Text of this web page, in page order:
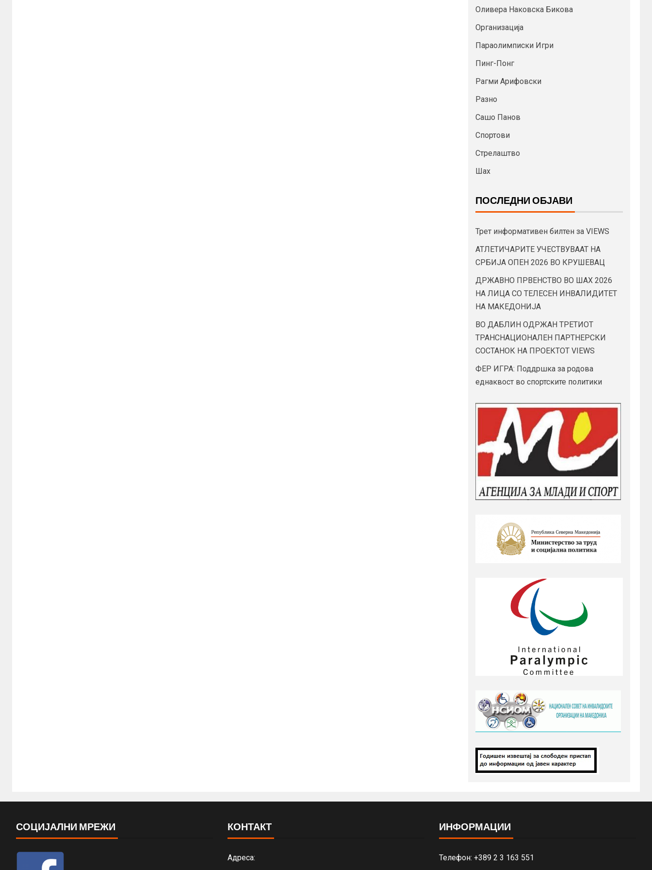
Оливера Наковска Бикова
Организација
Параолимписки Игри
Пинг-Понг
Рагми Арифовски
Разно
Сашо Панов
Спортови
Стрелаштво
Шах
ПОСЛЕДНИ ОБЈАВИ
Трет информативен билтен за VIEWS
АТЛЕТИЧАРИТЕ УЧЕСТВУВААТ НА
СРБИЈА ОПЕН 2026 ВО КРУШЕВАЦ
ДРЖАВНО ПРВЕНСТВО ВО ШАХ 2026
НА ЛИЦА СО ТЕЛЕСЕН ИНВАЛИДИТЕТ
НА МАКЕДОНИЈА
ВО ДАБЛИН ОДРЖАН ТРЕТИОТ
ТРАНСНАЦИОНАЛЕН ПАРТНЕРСКИ
СОСТАНОК НА ПРОЕКТОТ VIEWS
ФЕР ИГРА: Поддршка за родова
еднаквост во спортските политики
СОЦИЈАЛНИ МРЕЖИ КОНТАКТ
Адреса:
ИНФОРМАЦИИ
Телефон: +389 2 3 163 551